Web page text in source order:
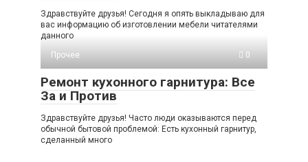
Здравствуйте друзья! Сегодня я опять выкладываю для
вас информацию об изготовлении мебели читателями
данного
Прочее
0
Ремонт кухонного гарнитура: Все
За и Против
Здравствуйте друзья! Часто люди оказываются перед
обычной бытовой проблемой: Есть кухонный гарнитур,
сделанный много